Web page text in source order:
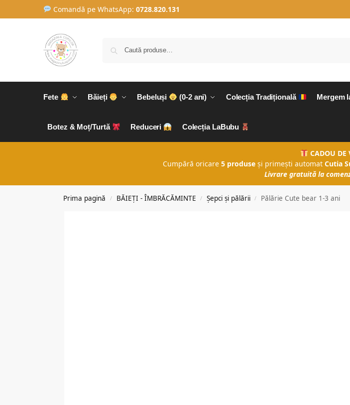
Comandă pe WhatsApp: 0728.820.131
Fete Băieți Bebeluși (0-2 ani) Colecția Tradițională Mergem
Botez & Moț/Turtă Reduceri Colecția LaBubu
CADOU DE
Cumpără oricare 5 produse și primești automat Cutia
Livrare gratuită la
Prima pagină / BĂIEȚI - ÎMBRĂCĂMINTE / Șepci și pălării / Pălărie Cute bear 1-3 ani